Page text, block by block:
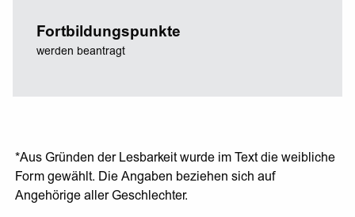
Fortbildungspunkte
werden beantragt
*Aus Gründen der Lesbarkeit wurde im Text die weibliche
Form gewählt. Die Angaben beziehen sich auf
Angehörige aller Geschlechter.